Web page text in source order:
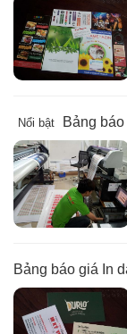
Nổi bật Bảng
Bảng báo giá In